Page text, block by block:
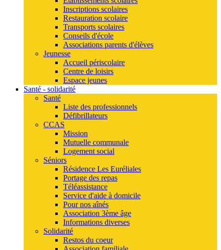
Inscriptions scolaires
Restauration scolaire
Transports scolaires
Conseils d'école
Associations parents d'élèves
Jeunesse
Accueil périscolaire
Centre de loisirs
Espace jeunes
Santé - solidarité
Santé
Liste des professionnels
Défibrillateurs
CCAS
Mission
Mutuelle communale
Logement social
Séniors
Résidence Les Euréliales
Portage des repas
Téléassistance
Service d'aide à domicile
Pour nos aînés
Association 3ème âge
Informations diverses
Solidarité
Restos du coeur